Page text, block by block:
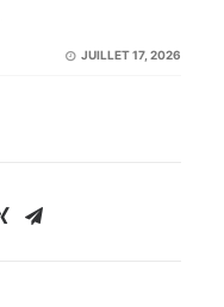
JUILLET 17, 2026